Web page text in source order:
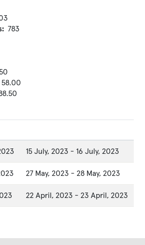
783
58.00
15 July, 2023 - 16 July, 2023
27 May, 2023 - 28 May, 2023
22 April, 2023 - 23 April, 2023